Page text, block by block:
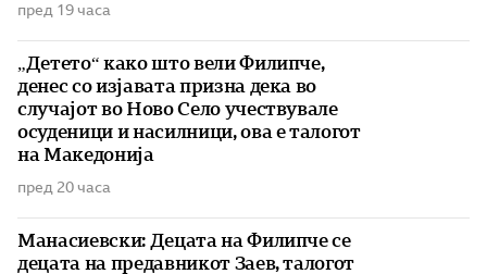
пред 19 часа
„Детето“ како што вели Филипче,
денес со изјавата призна дека во
случајот во Ново Село учествувале
осуденици и насилници, ова е талогот
на Македонија
пред 20 часа
Манасиевски: Децата на Филипче се
децата на предавникот Заев, талогот